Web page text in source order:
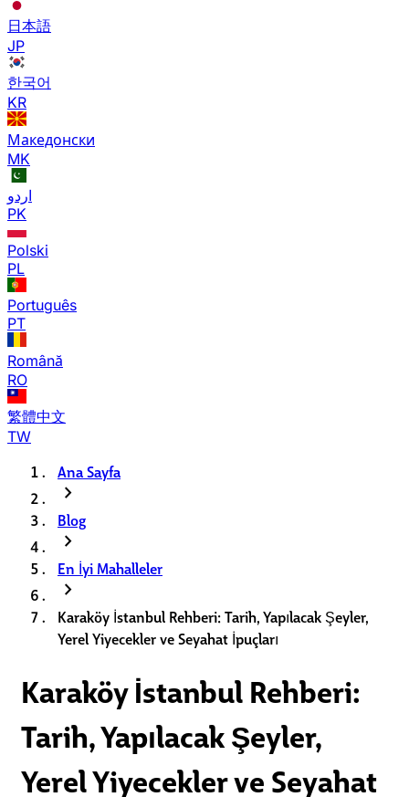
日本語
JP
한국어
KR
Македонски
MK
اردو
PK
Polski
PL
Português
PT
Română
RO
繁體中文
TW
Ana Sayfa
chevron_right
Blog
chevron_right
En İyi Mahalleler
chevron_right
Karaköy İstanbul Rehberi: Tarih, Yapılacak Şeyler,
Yerel Yiyecekler ve Seyahat İpuçları
Karaköy İstanbul Rehberi:
Tarih, Yapılacak Şeyler,
Yerel Yiyecekler ve Seyahat